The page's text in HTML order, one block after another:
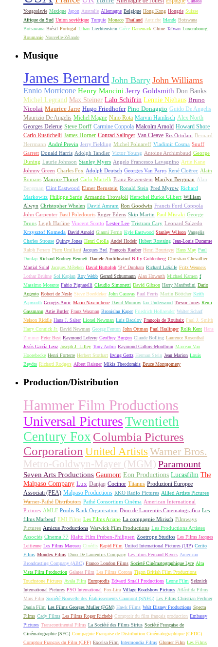
Yougoslavie Mexique Japon Australie Allemagne Belgique Hong Kong Hongrie Suisse
Afrique du Sud Union soviétique Turquie Monaco Thaïland Autriche Irlande Botswana
Botsawana Brésil Portugal Liban Liechtenstein Grèce Danemark Chine Taïwan Luxembourg
Roumanie Nouvelle-Zélande
Musique
James Bernard John Barry John Williams
Ennio Morricone Henry Mancini Jerry Goldsmith Don Banks
Michel Legrand Max Steiner Lalo Schifrin Lennie Niehaus Bruno
Nicolai Maurice Jarre Hugo Friedhofer Pino Donaggio Guido De Angelis
Maurizio De Angelis Michel Magne Nino Rota Marvin Hamlisch Alex North
Georges Delerue Steve Dorff Carmine Coppola Malcolm Arnold Howard Shore
Carlo Rustichelli James Horner Conrad Salinger Van Cleave Riz Ortolani Bernard
Herrmann André Previn Jerry Fielding Michel Polnareff Vladimir Cosma Snuff
Garrett Donald Harris Adolph Tandler Victor Young Antoine Archimbaud George
Duning Laurie Johnson Stanley Myers Angelo Francesco Lavagnino Artie Kane
Johnny Green Charles Fox Adolph Deutsch Georges Van Parys René Cloërec Alain
Romans Maurice Thiriet Carlo Martelli Franz Reizenstein Marilyn Bergman Alan
Bergman Clint Eastwood Elmer Bernstein Ronald Stein Fred Myrow Richard
Markowitz Philippe Sarde Armando Trovajoli Herschel Burke Gilbert William
Alwyn Christopher Whelen David Amram Ron Goodwin Francis Ford Coppola
John Carpenter Basil Poledouris Roger Edens Skip Martin Paul Misraki George
Bruns Leigh Harline Vincent Scotto Lester Lee Tristram Cary Leonard Salzedo
Krzysztof Komeda David Arnold Gianni Ferrio Kyle Eastwood Stanley Wilson Vangelis
Charles Strouse Quincy Jones Henri Crolla André Hodeir Hubert Rostaing Jean-Louis Ducarme
Ralph Ferraro Piero Umiliani Jacques Brel François Rauber Henri Bourtayre Hans May Paul
Dunlap Richard Rodney Bennett Daniele Amfitheatrof Billy Goldenberg Christian Chevallier
Martial Solal Jacques Métehen David Buttolph 'By' Dunham Richard LaSalle Fritz Wenneis
Lothar Brühne Sol Kaplan Roy Webb Gerard Schurmann Alan Howarth Michael Kamen f
Massimo Morante Fabio Pignatelli Claudio Simonetti David Gibson Harry Manfredini Dario
Argento Robert de Nesle Steve Boeddeker John Cacavas Paul Ferris Martin Böttcher Keith
Papworth Georges Auric Mario Nascimbene David Munrow Ian Underwood Trevor Jones Remi
Gassmann Artie Butler Franz Waxman Bronislau Kaper Friedrich Hollaender Walter Scharf
Nelson Riddle Hans J. Salter Lionel Newman Luis Bacalov François de Roubaix Paul J. Smith
Harry Connick Jr. David Newman George Fenton John Ottman Paul Haslinger Rolfe Kent Hans
Zimmer Peter Best Raymond Lefevre Geoffrey Burgon Claude Bolling Laurence Rosenthal
Jesús García Leoz Joseph J. Lilley Tony Aubin Raymond Gallois-Montbrun Marceau Van
Hoorebecke Henri Forterre Herbert Stothart Irving Gertz Herman Stein Jean Marion Louis
Beydts Richard Rodgers Albert Raisner Mikis Theodorakis Bruce Montgomery
Production/Distribution
Hammer Film Productions
Universal PicturesTwentieth
Century Fox Columbia Pictures
Corporation United Artists Warner Bros.
Metro-Goldwyn-Mayer (MGM) Paramount
Seven Arts Productions Gaumont Eon Productions Lucasfilm The
Malpaso Company Lux Danjaq Cocinor Titanus Produzioni Europee
Associati (PEA) Malpaso Productions RKO Radio Pictures Allied Artists Pictures
Warner-Pathé Distributors Pathé Consortium Cinéma American International
Pictures AMLF Prodis Rank Organisation Dino de Laurentiis Cinematografica Les
films Marbeuf EMI Films Les Films Ariane La compagnie Mirisch Filmways
Pictures Amicus Productions Warwick Film Productions Les Productions Artistes
Associés Cinema 77 Rialto Film Preben-Philipsen Zoetrope Studios Les Films Jacques
Leitienne Les Films Marceau Cinédis Rapid Film United International Pictures (UIP) Cerito
Films Mondex Films Dino De Laurentiis Company Les films Fernand Rivers American
Broadcasting Company (ABC) Franco London Films Societé Cinématographique Lyre Alta
Vista Film Production Galatea Film Les Films Corona Tigon British Film Productions
Touchstone Pictures Avala Film Europrodis Edward Small Productions Leone Film Selznick
International Pictures PSO International Fox-Lira Village Roadshow Pictures Atlántida Films
Mars Film Société Nouvelle des Établissements Gaumont (SNEG) Les Films Christian Fechner
Dania Film Les Films Georges Muller (FGM) Hawk Films Walt Disney Productions Specta
Films Cady Films Les Films Roger Richebé Comptoir du film français production Embassy
Pictures Transcontinental Films La Société des Films Sirius Société Française de
Cinématographie (SFC) Compagnie Française de Distribution Cinématographique (CFDC)
Comptoir Français du Film (CFF) Excelsa Film Intermondia Films Glomer Film Les Films